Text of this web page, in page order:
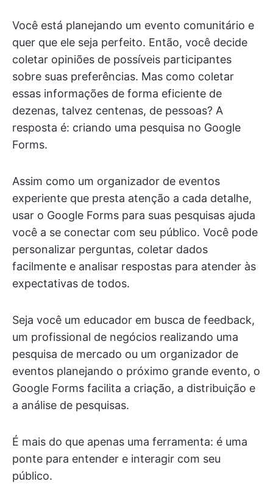
Você está planejando um evento comunitário e
quer que ele seja perfeito. Então, você decide
coletar opiniões de possíveis participantes
sobre suas preferências. Mas como coletar
essas informações de forma eficiente de
dezenas, talvez centenas, de pessoas? A
resposta é: criando uma pesquisa no Google
Forms.
Assim como um organizador de eventos
experiente que presta atenção a cada detalhe,
usar o Google Forms para suas pesquisas ajuda
você a se conectar com seu público. Você pode
personalizar perguntas, coletar dados
facilmente e analisar respostas para atender às
expectativas de todos.
Seja você um educador em busca de feedback,
um profissional de negócios realizando uma
pesquisa de mercado ou um organizador de
eventos planejando o próximo grande evento, o
Google Forms facilita a criação, a distribuição e
a análise de pesquisas.
É mais do que apenas uma ferramenta: é uma
ponte para entender e interagir com seu
público.